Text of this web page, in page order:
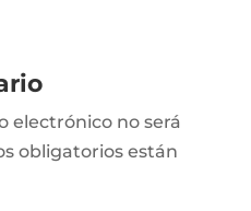
electrónico no será
obligatorios están